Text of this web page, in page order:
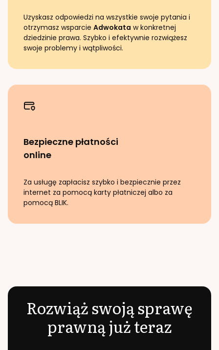
Uzyskasz odpowiedzi na wszystkie swoje pytania i
otrzymasz wsparcie Adwokata w konkretnej
dziedzinie prawa. Szybko i efektywnie rozwiążesz
swoje problemy i wątpliwości.
Bezpieczne płatności
online
Za usługę zapłacisz szybko i bezpiecznie przez
internet za pomocą karty płatniczej albo za
pomocą BLIK.
Rozwiąż swoją sprawę
prawną już teraz